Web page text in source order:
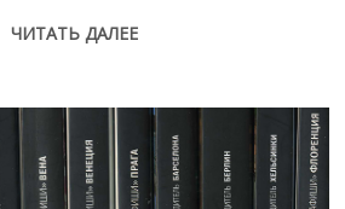
ЧИТАТЬ ДАЛЕЕ